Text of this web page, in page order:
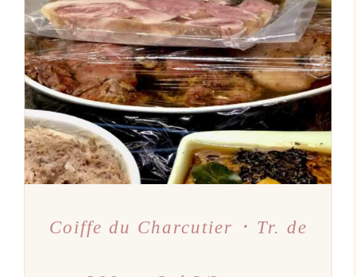
AJOUTER AU PANIER
/
DÉTAILS
Coiffe du Charcutier ･ Tr. de